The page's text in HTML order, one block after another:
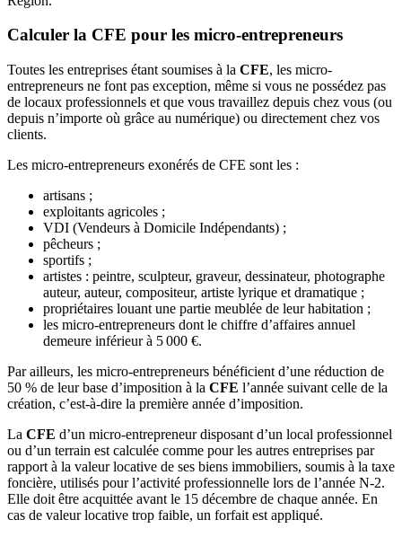
Calculer la CFE pour les micro-entrepreneurs
Toutes les entreprises étant soumises à la CFE, les micro-
entrepreneurs ne font pas exception, même si vous ne possédez pas
de locaux professionnels et que vous travaillez depuis chez vous (ou
depuis n’importe où grâce au numérique) ou directement chez vos
clients.
Les micro-entrepreneurs exonérés de CFE sont les :
artisans ;
exploitants agricoles ;
VDI (Vendeurs à Domicile Indépendants) ;
pêcheurs ;
sportifs ;
artistes : peintre, sculpteur, graveur, dessinateur, photographe
auteur, auteur, compositeur, artiste lyrique et dramatique ;
propriétaires louant une partie meublée de leur habitation ;
les micro-entrepreneurs dont le chiffre d’affaires annuel
demeure inférieur à 5 000 €.
Par ailleurs, les micro-entrepreneurs bénéficient d’une réduction de
50 % de leur base d’imposition à la CFE l’année suivant celle de la
création, c’est-à-dire la première année d’imposition.
La CFE d’un micro-entrepreneur disposant d’un local professionnel
ou d’un terrain est calculée comme pour les autres entreprises par
rapport à la valeur locative de ses biens immobiliers, soumis à la taxe
foncière, utilisés pour l’activité professionnelle lors de l’année N-2.
Elle doit être acquittée avant le 15 décembre de chaque année. En
cas de valeur locative trop faible, un forfait est appliqué.